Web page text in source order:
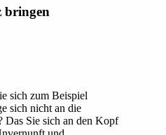
bringen
sich zum Beispiel
sich nicht an die
Das Sie sich an den Kopf